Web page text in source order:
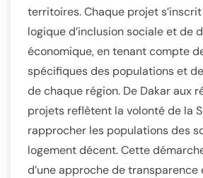
territoires. Chaque projet
logique d’inclusion sociale et de
économique, en tenant compte
spécifiques des populations et
de chaque région. De Dakar aux
projets reflètent la volonté de la
rapprocher les populations des
logement décent. Cette
d’une approche de